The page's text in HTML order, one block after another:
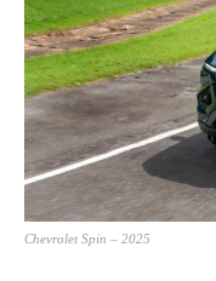
Chevrolet Spin – 2025